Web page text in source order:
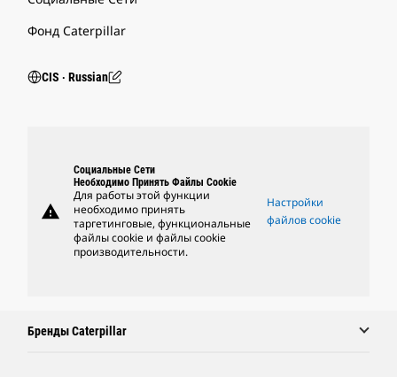
Фонд Caterpillar
CIS ‧ Russian
warning
Социальные Сети
Необходимо Принять Файлы Cookie
Для работы этой функции
необходимо принять
таргетинговые, функциональные
файлы cookie и файлы cookie
производительности.
Настройки
файлов cookie
Бренды Caterpillar